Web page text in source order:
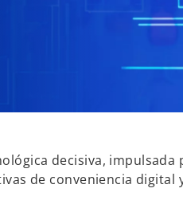
decisiva, impulsada
de conveniencia digital